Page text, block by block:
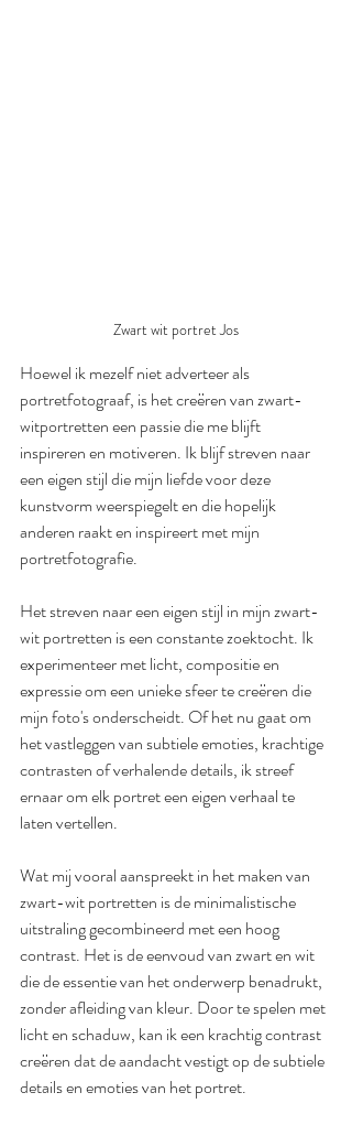
Zwart wit portret Jos
Hoewel ik mezelf niet adverteer als
portretfotograaf, is het creëren van zwart-
witportretten een passie die me blijft
inspireren en motiveren. Ik blijf streven naar
een eigen stijl die mijn liefde voor deze
kunstvorm weerspiegelt en die hopelijk
anderen raakt en inspireert met mijn
portretfotografie.
Het streven naar een eigen stijl in mijn zwart-
wit portretten is een constante zoektocht. Ik
experimenteer met licht, compositie en
expressie om een unieke sfeer te creëren die
mijn foto's onderscheidt. Of het nu gaat om
het vastleggen van subtiele emoties, krachtige
contrasten of verhalende details, ik streef
ernaar om elk portret een eigen verhaal te
laten vertellen.
Wat mij vooral aanspreekt in het maken van
zwart-wit portretten is de minimalistische
uitstraling gecombineerd met een hoog
contrast. Het is de eenvoud van zwart en wit
die de essentie van het onderwerp benadrukt,
zonder afleiding van kleur. Door te spelen met
licht en schaduw, kan ik een krachtig contrast
creëren dat de aandacht vestigt op de subtiele
details en emoties van het portret.